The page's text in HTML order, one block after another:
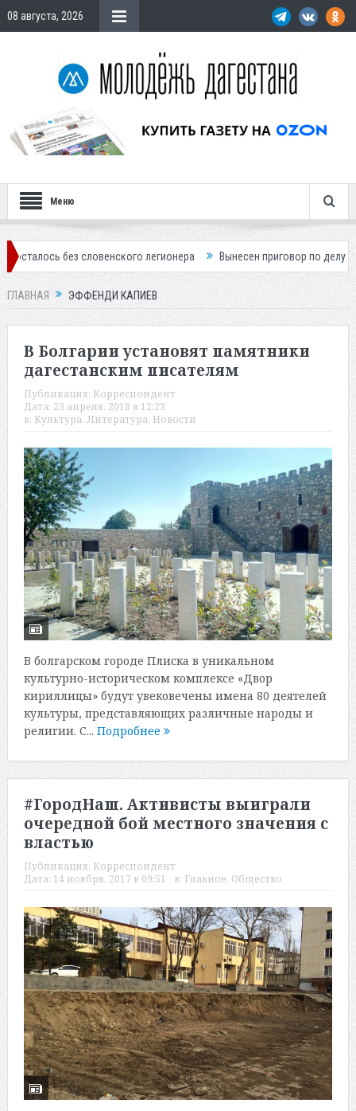
08 августа, 2026
Меню
без словенского легионера Вынесен приговор по делу о
ГЛАВНАЯ ЭФФЕНДИ КАПИЕВ
В Болгарии установят памятники
дагестанским писателям
Публикация: Корреспондент
Дата: 23 апреля, 2018 в 12:23
в: Культура, Литература, Новости
В болгарском городе Плиска в уникальном
культурно-историческом комплексе «Двор
кириллицы» будут увековечены имена 80 деятелей
культуры, представляющих различные народы и
религии. С... Подробнее
#ГородНаш. Активисты выиграли
очередной бой местного значения с
властью
Публикация: Корреспондент
Дата: 14 ноября, 2017 в 09:51 в: Главное, Общество